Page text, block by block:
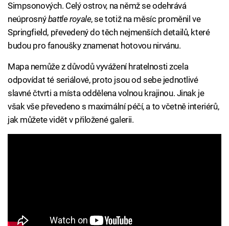
Simpsonových. Celý ostrov, na němž se odehrává
neúprosnýbattle royale, se totiž na měsíc proměnil ve
Springfield, převedený do těch nejmenších detailů, které
budou pro fanoušky znamenat hotovou nirvánu.
Mapa nemůže z důvodů vyvážení hratelnosti zcela
odpovídat té seriálové, proto jsou od sebe jednotlivé
slavné čtvrti a místa oddělena volnou krajinou. Jinak je
však vše převedeno s maximální péčí, a to včetně interiérů,
jak můžete vidět v přiložené galerii.